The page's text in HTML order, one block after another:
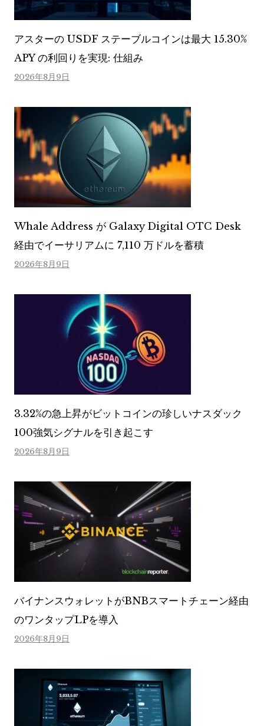
アスターの USDF ステーブルコインは最大 15.30%
APY の利回りを実現: 仕組み
2026年8月9日
Whale Address が Galaxy Digital OTC Desk
経由でイーサリアムに 7,110 万ドルを蓄積
2026年8月9日
3.32%の急上昇がビットコインの珍しいナスダック
100強気シグナルを引き起こす
2026年8月9日
バイナンスウォレットがBNBスマートチェーン経由
のワンタップLPを導入
2026年8月9日